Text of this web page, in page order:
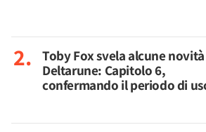
Toby Fox svela alcune
Deltarune: Capitolo 6,
confermando il periodo di